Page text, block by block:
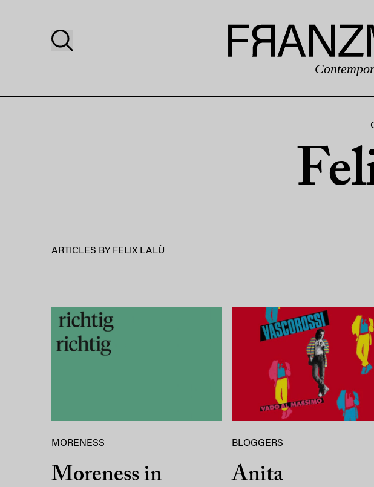
ARTICLES BY FELIX LALÙ
MORENESS
Moreness in
BLOGGERS
Anita